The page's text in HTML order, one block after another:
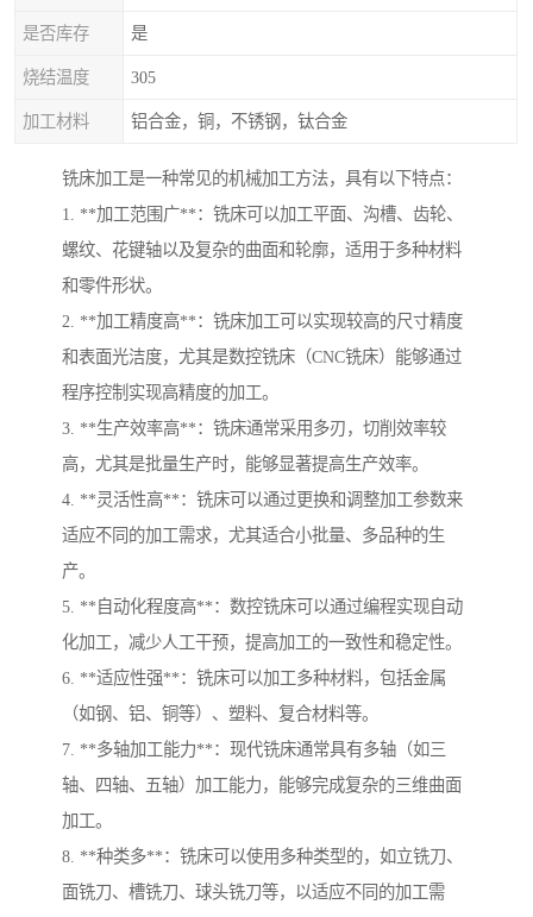
是否库存 是
烧结温度 305
加工材料 铝合金，铜，不锈钢，钛合金
铣床加工是一种常见的机械加工方法，具有以下特点：
1. **加工范围广**：铣床可以加工平面、沟槽、齿轮、
螺纹、花键轴以及复杂的曲面和轮廓，适用于多种材料
和零件形状。
2. **加工精度高**：铣床加工可以实现较高的尺寸精度
和表面光洁度，尤其是数控铣床（CNC铣床）能够通过
程序控制实现高精度的加工。
3. **生产效率高**：铣床通常采用多刃，切削效率较
高，尤其是批量生产时，能够显著提高生产效率。
4. **灵活性高**：铣床可以通过更换和调整加工参数来
适应不同的加工需求，尤其适合小批量、多品种的生
产。
5. **自动化程度高**：数控铣床可以通过编程实现自动
化加工，减少人工干预，提高加工的一致性和稳定性。
6. **适应性强**：铣床可以加工多种材料，包括金属
（如钢、铝、铜等）、塑料、复合材料等。
7. **多轴加工能力**：现代铣床通常具有多轴（如三
轴、四轴、五轴）加工能力，能够完成复杂的三维曲面
加工。
8. **种类多**：铣床可以使用多种类型的，如立铣刀、
面铣刀、槽铣刀、球头铣刀等，以适应不同的加工需